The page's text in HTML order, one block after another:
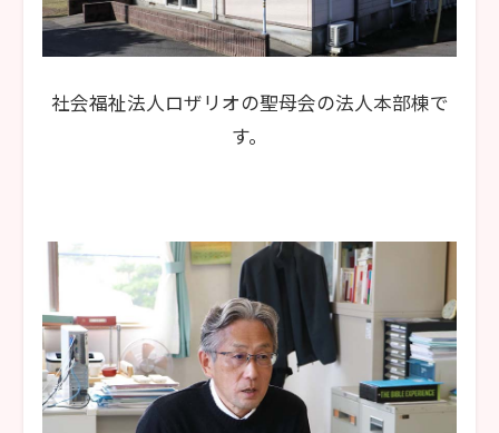
社会福祉法人ロザリオの聖母会の法人本部棟で
す。